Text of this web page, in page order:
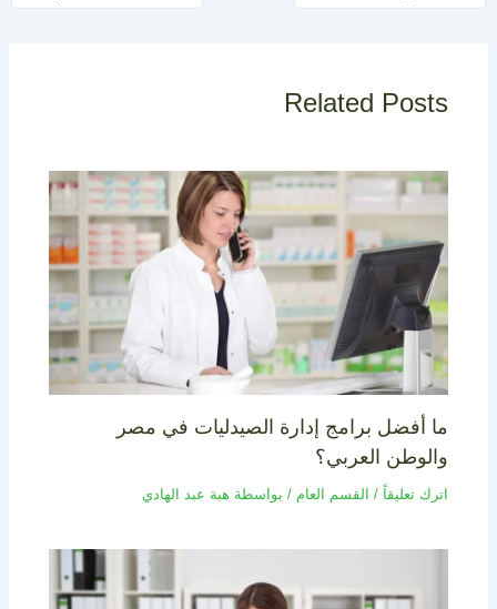
Related Posts
ما أفضل برامج إدارة الصيدليات في مصر
والوطن العربي؟
اترك تعليقاً / القسم العام / بواسطة هبة عبد الهادي